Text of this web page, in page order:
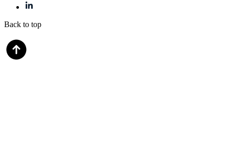
Back to top